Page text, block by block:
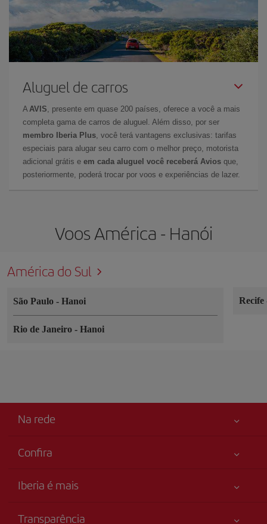
Aluguel de carros
A AVIS , presente em quase 200 países, oferece a você a mais
completa gama de carros de aluguel. Além disso, por ser
membro Iberia Plus , você terá vantagens exclusivas: tarifas
especiais para alugar seu carro com o melhor preço, motorista
adicional grátis e em cada aluguel você receberá Avios que,
posteriormente, poderá trocar por voos e experiências de lazer.
Voos América - Hanói
América do Sul
São Paulo - Hanoi
Rio de Janeiro - Hanoi
Recife
Na rede
Confira
Acessibilidade
Iberia é mais
Transparência